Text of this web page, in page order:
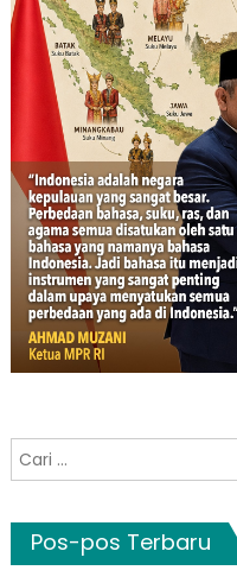
Cari
untuk:
Pos-pos Terbaru